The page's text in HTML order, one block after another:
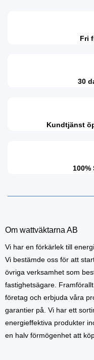
Fri
30
Kundtjänst
Om wattväktarna AB
Vi har en förkärlek till
Vi bestämde oss för att
övriga verksamhet som
fastighetsägare.
företag och erbjuda våra
garantier på. Vi har ett
energieffektiva produkter
en halv förmögenhet att